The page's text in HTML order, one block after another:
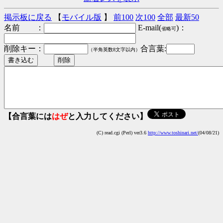
掲示板に戻る 【 モバイル版 】 前100 次100 全部 最新50
名前 ：
E-mail(省略可)：
削除キー： （半角英数8文字以内） 合言葉:
【合言葉にははぜと入力してください】
(C) read.cgi (Perl) ver3.6 http://www.toshinari.net/(04/08/21)